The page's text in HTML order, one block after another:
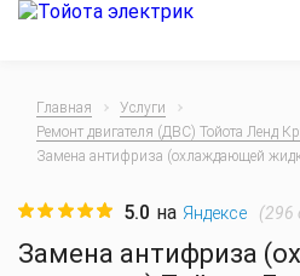
Главная
Услуги
Ремонт двигателя (ДВС) Тойота Ленд
Замена антифриза (охлаждающей
Замена антифриза
5.0 на Яндексе (296